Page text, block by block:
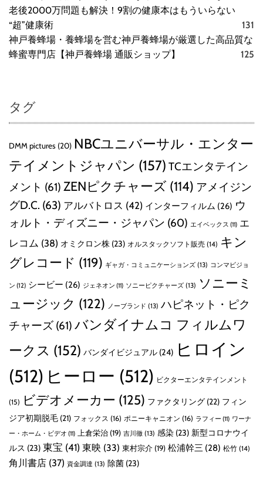
老後2000万問題も解決！9割の健康本はもういらない
“超”健康術
131
神戸養蜂場・養蜂場を営む神戸養蜂場が厳選した高品質な
蜂蜜専門店【神戸養蜂場 通販ショップ】
125
タグ
DMM pictures (20) NBCユニバーサル・エンター
テイメントジャパン (157) TCエンタテイン
メント (61) ZENピクチャーズ (114) アメイジン
グD.C. (63) アルバトロス (42) インターフィルム (26) ウ
ォルト・ディズニー・ジャパン (60) エイベックス (11) エ
レコム (38) オミクロン株 (23) オルスタックソフト販売 (14) キン
グレコード (119) ギャガ・コミュニケーションズ (13) コンマビジョ
ン (12) シービー (26) ジェネオン (11) ソニーピクチャーズ (13) ソニーミ
ュージック (122) ノーブランド (13) ハピネット・ピク
チャーズ (61) バンダイナムコ フィルムワ
ークス (152) バンダイビジュアル (24) ヒロイン
(512) ヒーロー (512) ビクターエンタテインメント
(15) ビデオメーカー (125) ファクタリング (22) フィン
ジア初期脱毛 (21) フォックス (16) ポニーキャニオン (16) ラフィー (11) ワーナ
ー・ホーム・ビデオ (11) 上倉栄治 (19) 吉川徹 (13) 感染 (23) 新型コロナウイ
ルス (23) 東宝 (41) 東映 (33) 東村宗介 (19) 松浦幹三 (28) 松竹 (14)
角川書店 (37) 資金調達 (13) 除菌 (23)